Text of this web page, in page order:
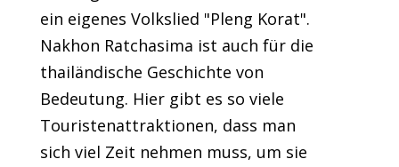
ein eigenes Volkslied "Pleng Korat".
Nakhon Ratchasima ist auch für die
thailändische Geschichte von
Bedeutung. Hier gibt es so viele
Touristenattraktionen, dass man
sich viel Zeit nehmen muss, um sie